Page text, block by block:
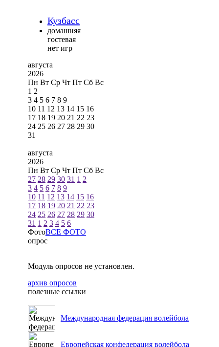
Кузбасс
домашняя
гостевая
нет игр
августа
2026
Пн Вт Ср Чт Пт Сб Вс
1 2
3 4 5 6 7 8 9
10 11 12 13 14 15 16
17 18 19 20 21 22 23
24 25 26 27 28 29 30
31
августа
2026
Пн Вт Ср Чт Пт Сб Вс
27 28 29 30 31 1 2
3 4 5 6 7 8 9
10 11 12 13 14 15 16
17 18 19 20 21 22 23
24 25 26 27 28 29 30
31 1 2 3 4 5 6
ФотоВСЕ ФОТО
опрос
Модуль опросов не установлен.
архив опросов
полезные ссылки
Международная федерация волейбола
Европейская конфедерация волейбола